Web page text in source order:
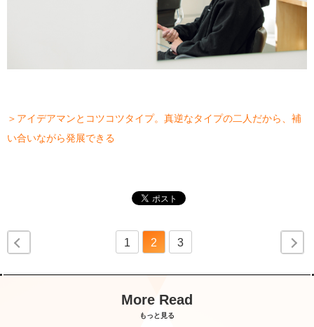
＞アイデアマンとコツコツタイプ。真逆なタイプの二人だから、補
い合いながら発展できる
1 2 3
More Read
もっと見る